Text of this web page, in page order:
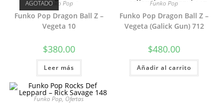
AGOTADOFunko Pop
Funko Pop Dragon Ball Z –
Vegeta 10
$380.00
Leer más
Funko Pop
Funko Pop Dragon Ball Z –
Vegeta (Galick Gun) 712
$480.00
Añadir al carrito
Funko Pop, Ofertas